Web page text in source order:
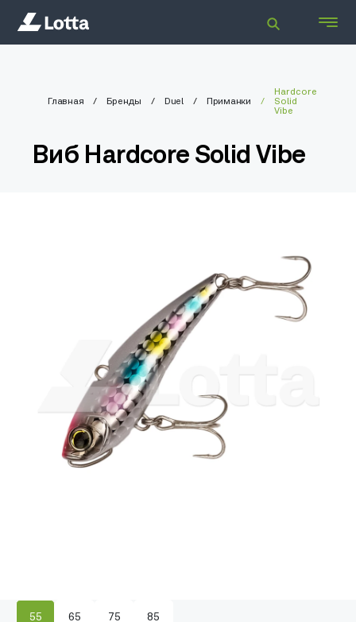
Главная Бренды Duel Приманки
Hardcore
Solid
Vibe
Виб Hardcore Solid Vibe
55 65 75 85